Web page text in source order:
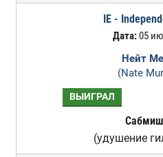
IE -
Дата:05
Нейт
(Nate
ВЫИГРАЛ
(удушение